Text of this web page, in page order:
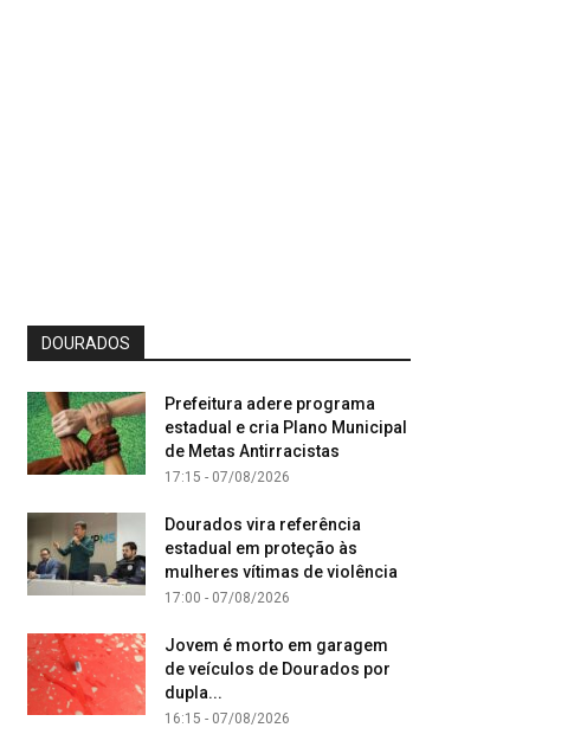
DOURADOS
Prefeitura adere programa
estadual e cria Plano Municipal
de Metas Antirracistas
17:15 - 07/08/2026
Dourados vira referência
estadual em proteção às
mulheres vítimas de violência
17:00 - 07/08/2026
Jovem é morto em garagem
de veículos de Dourados por
dupla...
16:15 - 07/08/2026